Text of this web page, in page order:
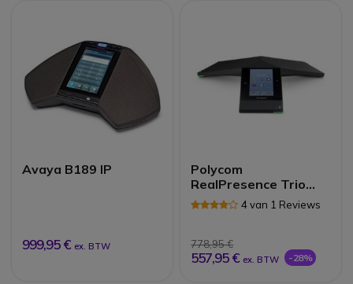
Avaya B189 IP
999,95 € ex. BTW
Polycom
RealPresence Trio
8800 Conferentie
Telefoon
4 van 1 Reviews
778,95 €
557,95 € ex. BTW -28%